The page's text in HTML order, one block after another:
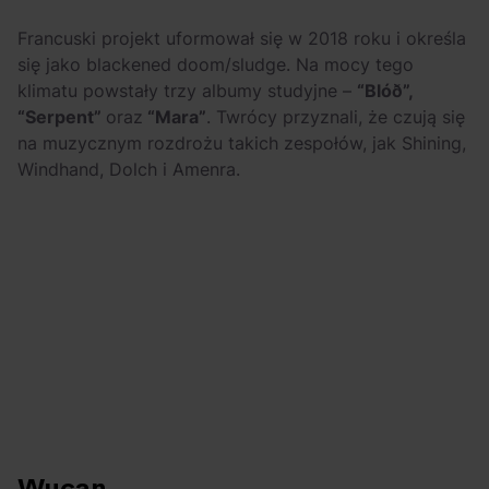
Francuski projekt uformował się w 2018 roku i określa
się jako blackened doom/sludge. Na mocy tego
klimatu powstały trzy albumy studyjne – “Blóð”,
“Serpent” oraz “Mara”. Twrócy przyznali, że czują się
na muzycznym rozdrożu takich zespołów, jak Shining,
Windhand, Dolch i Amenra.